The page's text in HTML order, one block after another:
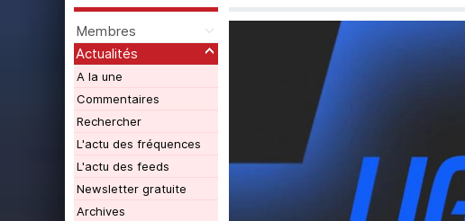
Membres
Actualités
A la une
Commentaires
Rechercher
L'actu des fréquences
L'actu des feeds
Newsletter gratuite
Archives